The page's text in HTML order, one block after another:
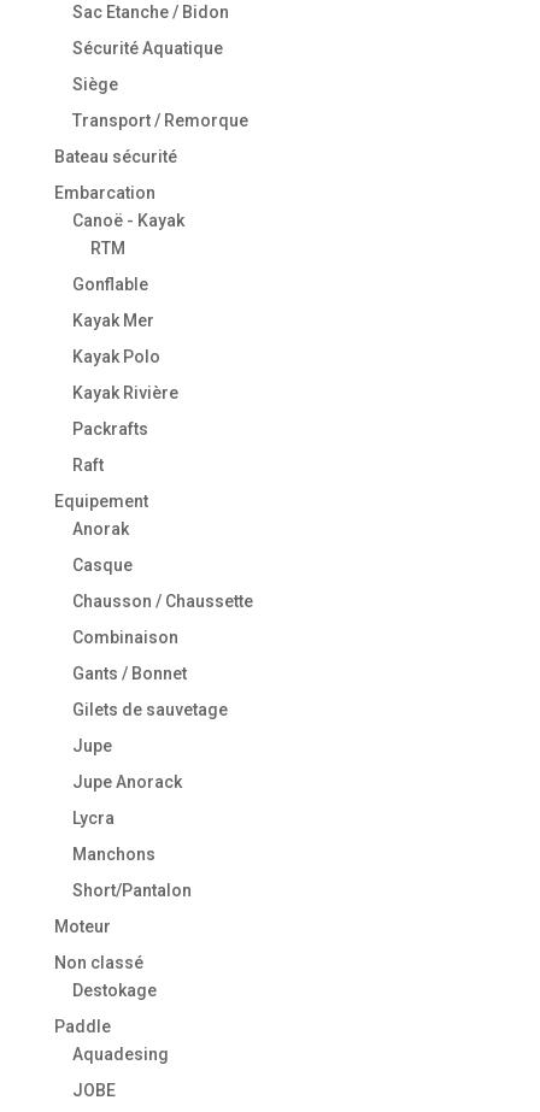
Sac Etanche / Bidon
Sécurité Aquatique
Siège
Transport / Remorque
Bateau sécurité
Embarcation
Canoë - Kayak
RTM
Gonflable
Kayak Mer
Kayak Polo
Kayak Rivière
Packrafts
Raft
Equipement
Anorak
Casque
Chausson / Chaussette
Combinaison
Gants / Bonnet
Gilets de sauvetage
Jupe
Jupe Anorack
Lycra
Manchons
Short/Pantalon
Moteur
Non classé
Destokage
Paddle
Aquadesing
JOBE